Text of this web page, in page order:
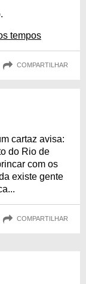
tempos
COMPARTILHAR
cartaz avisa:
do Rio de
com os
existe gente
COMPARTILHAR